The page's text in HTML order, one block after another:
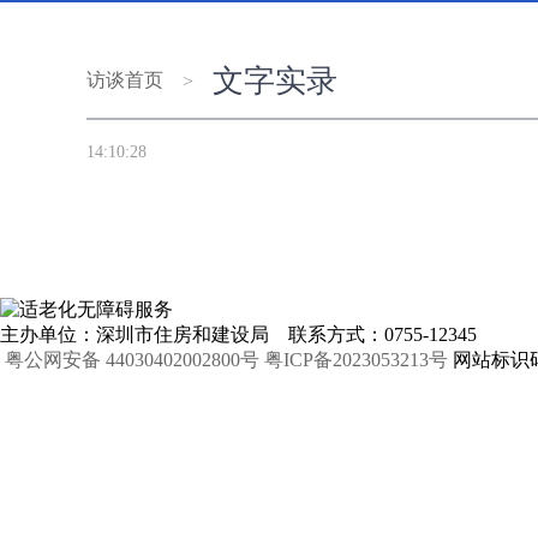
访谈首页 > 文字实录
14:10:28
主办单位：深圳市住房和建设局 联系方式：0755-12345
粤公网安备 44030402002800号 粤ICP备2023053213号 网站标识